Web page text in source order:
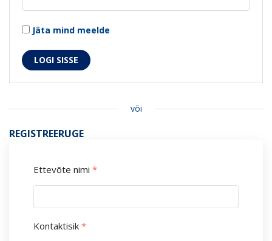
Jäta mind meelde
või
REGISTREERUGE
Ettevõte nimi *
Kontaktisik *